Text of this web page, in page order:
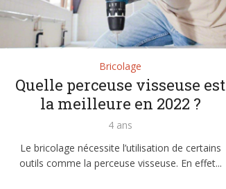
Bricolage
Quelle perceuse visseuse est
la meilleure en 2022 ?
4 ans
Le bricolage nécessite l’utilisation de certains
outils comme la perceuse visseuse. En effet...